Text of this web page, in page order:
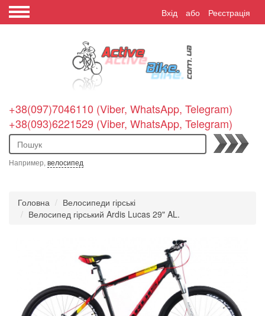
Вхід або Реєстрація
+38(097)7046110 (Viber, WhatsApp, Telegram)
+38(093)6221529 (Viber, WhatsApp, Telegram)
Пошук
Например, велосипед
Головна
Велосипеди гірські
Велосипед гірський Ardis Lucas 29" AL.